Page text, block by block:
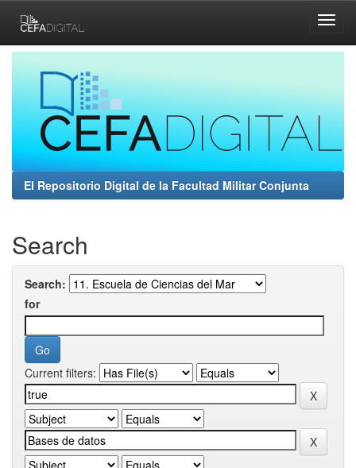
navigation
El Repositorio Digital de la Facultad Militar Conjunta
Search
Search:
for
Current filters: